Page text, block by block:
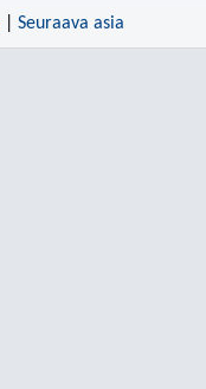
Seuraava asia